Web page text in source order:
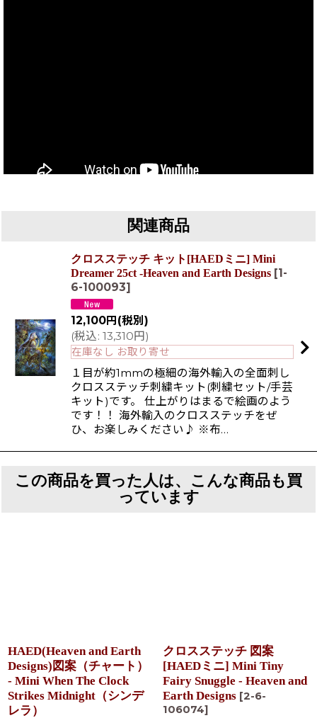
関連商品
クロスステッチ キット[HAEDミニ] Mini
Dreamer 25ct -Heaven and Earth Designs [1-
6-100093]
12,100円(税別)
(税込: 13,310円)
在庫なし お取り寄せ
１目が約1mmの極細の海外輸入の全面刺し
クロスステッチ刺繍キット(刺繍セット/手芸
キット)です。 仕上がりはまるで絵画のよう
です！！ 海外輸入のクロスステッチをぜ
ひ、お楽しみください♪ ※布…
この商品を買った人は、こんな商品も買
っています
HAED(Heaven and Earth
Designs)図案（チャート）
- Mini When The Clock
Strikes Midnight（シンデ
レラ）
クロスステッチ 図案
[HAEDミニ] Mini Tiny
Fairy Snuggle - Heaven and
Earth Designs [2-6-
106074]